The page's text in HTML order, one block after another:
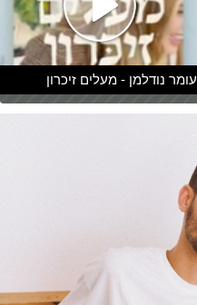
עומר נודלמן - מעלים זיכרון